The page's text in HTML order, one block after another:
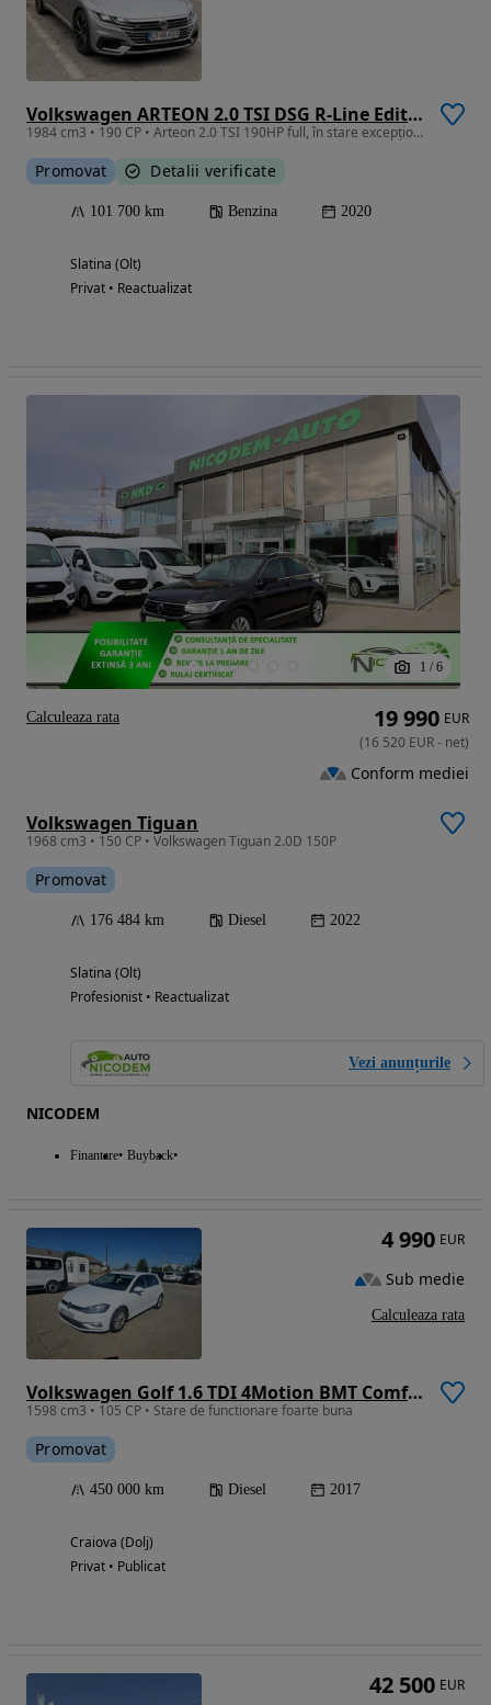
Volkswagen ARTEON 2.0 TSI DSG R-Line Edition
1984 cm3 • 190 CP • Arteon 2.0 TSI 190HP full, în stare excepțională
Promovat Detalii verificate
101 700 km Benzina 2020
Slatina (Olt)
Privat • Reactualizat
1 / 6
Volkswagen Tiguan
1968 cm3 • 150 CP • Volkswagen Tiguan 2.0D 150P
Promovat
176 484 km Diesel 2022
Slatina (Olt)
Profesionist • Reactualizat
Vezi anunțurile
NICODEM
Finantare Buyback
19 990 EUR
(16 520 EUR- net)
Conform mediei
Calculeaza rata
Volkswagen Golf 1.6 TDI 4Motion BMT Comfortline
1598 cm3 • 105 CP • Stare de functionare foarte buna
Promovat
450 000 km Diesel 2017
Craiova (Dolj)
Privat • Publicat
4 990 EUR
Sub medie
Calculeaza rata
42 500 EUR